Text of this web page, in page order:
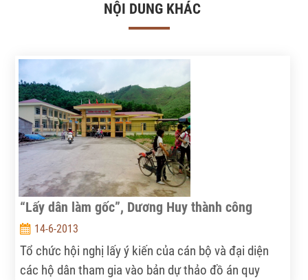
NỘI DUNG KHÁC
“Lấy dân làm gốc”, Dương Huy thành công
14-6-2013
Tổ chức hội nghị lấy ý kiến của cán bộ và đại diện
các hộ dân tham gia vào bản dự thảo đồ án quy